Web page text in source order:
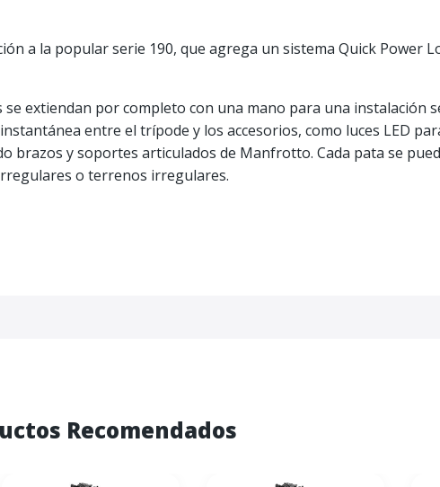
a la popular serie 190, que agrega un sistema Quick Power
extiendan por completo con una mano para una instalación
entre el trípode y los accesorios, como luces LED
brazos y soportes articulados de Manfrotto. Cada pata se
o terrenos irregulares.
Recomendados